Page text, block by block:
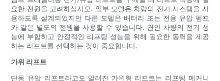
요한 전원을 고려하십시오. 일부 모델은 차량의 전기 시스템을 사
용하도록 설계되었지만 다른 모델은 배터리 또는 전용 유압 펌프
와 같은 별도의 전원을 사용할 수 있습니다. 견인 차량의 전기 성
능에 부합하고 안정적인 리프팅 성능을 위해 필요한 동력을 제공
하는 리프트를 선택하는 것이 중요합니다.
가위 리프트
단동 유압 리프트라고도 알려진 가위형 리프트는 리프팅 메커니